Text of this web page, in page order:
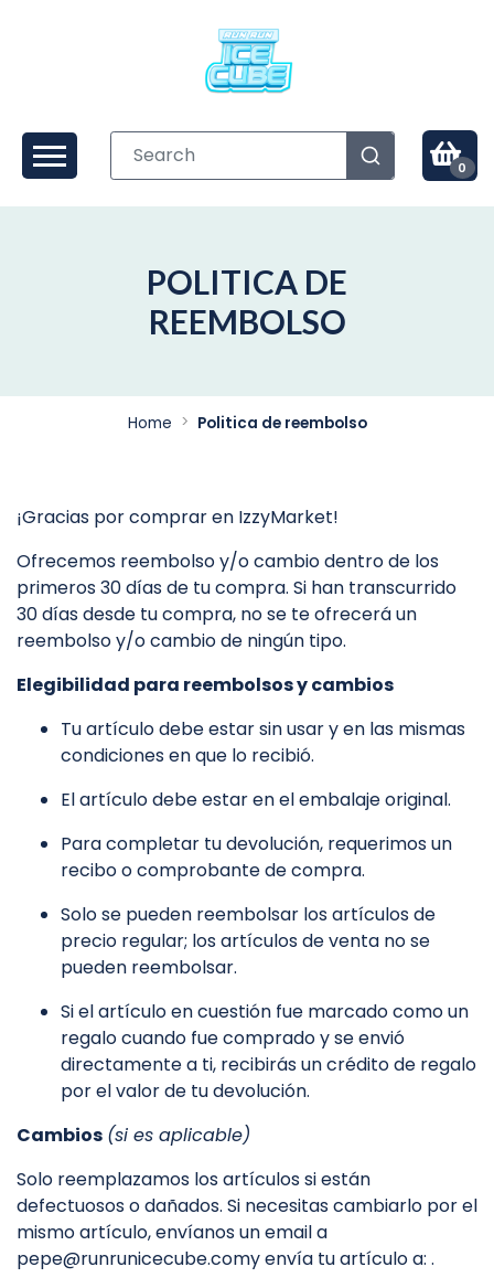
0
POLITICA DE
REEMBOLSO
Home Politica de reembolso
¡Gracias por comprar en IzzyMarket!
Ofrecemos reembolso y/o cambio dentro de los
primeros 30 días de tu compra. Si han transcurrido
30 días desde tu compra, no se te ofrecerá un
reembolso y/o cambio de ningún tipo.
Elegibilidad para reembolsos y cambios
Tu artículo debe estar sin usar y en las mismas
condiciones en que lo recibió.
El artículo debe estar en el embalaje original.
Para completar tu devolución, requerimos un
recibo o comprobante de compra.
Solo se pueden reembolsar los artículos de
precio regular; los artículos de venta no se
pueden reembolsar.
Si el artículo en cuestión fue marcado como un
regalo cuando fue comprado y se envió
directamente a ti, recibirás un crédito de regalo
por el valor de tu devolución.
Cambios (si es aplicable)
Solo reemplazamos los artículos si están
defectuosos o dañados. Si necesitas cambiarlo por el
mismo artículo, envíanos un email a
pepe@runrunicecube.comy envía tu artículo a: .